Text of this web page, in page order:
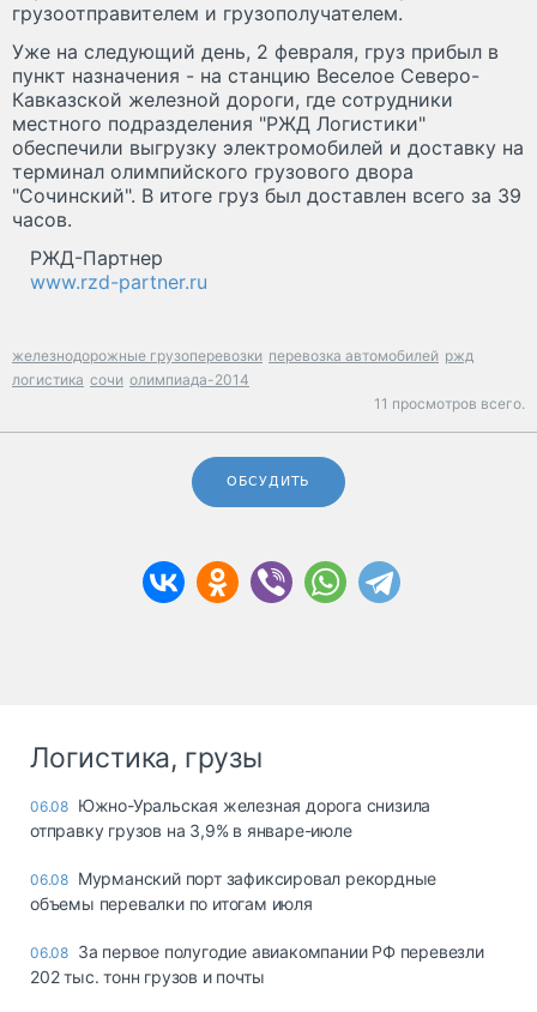
грузоотправителем и грузополучателем.
Уже на следующий день, 2 февраля, груз прибыл в
пункт назначения - на станцию Веселое Северо-
Кавказской железной дороги, где сотрудники
местного подразделения "РЖД Логистики"
обеспечили выгрузку электромобилей и доставку на
терминал олимпийского грузового двора
"Сочинский". В итоге груз был доставлен всего за 39
часов.
РЖД-Партнер
www.rzd-partner.ru
железнодорожные грузоперевозки перевозка автомобилей ржд
логистика сочи олимпиада-2014
11 просмотров всего.
ОБСУДИТЬ
Логистика, грузы
06.08 Южно-Уральская железная дорога снизила
отправку грузов на 3,9% в январе-июле
06.08 Мурманский порт зафиксировал рекордные
объемы перевалки по итогам июля
06.08 За первое полугодие авиакомпании РФ перевезли
202 тыс. тонн грузов и почты